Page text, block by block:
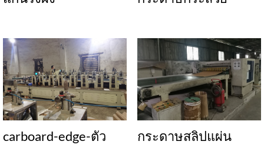
carboard-edge-ตัว
กระดาษสลิปแผ่น